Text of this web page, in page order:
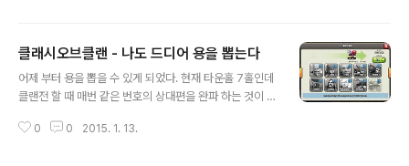
이다. 땅을 확장 하기 위해서는 봉화를 피워야 된다. 봉화가
완성 되면 회색 처리 된 땅들로 진출 할 수 있게 된다. 봉화
에는 건축가를 보내면 알아서 열심히 짓는다. 2015-03-1
이 나온다고 하여 열심히 파는 중이었다. 산을 깍으려면 믿
클래시오브클랜 - 나도 드디어 용을 뽑는다
어제 부터 용을 뽑을 수 있게 되었다. 현재 타운홀 7홀인데
클랜전 할 때 매번 같은 번호의 상대편을 완파 하는 것이 무
용을 뽑고 부터 현재 까지 클랜전 3번 출격 해서 전부 별 3
0 0 2015. 1. 13.